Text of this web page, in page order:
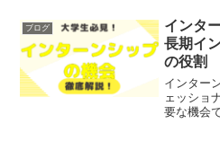
ブログ
インタ
長期イ
の役割
インター
ェッショ
要な機会